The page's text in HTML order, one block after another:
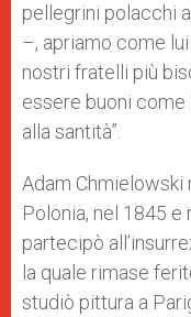
pellegrini polacchi
–, apriamo come
nostri fratelli più
essere buoni come
alla santità”.
Adam Chmielowski
Polonia, nel 1845
partecipò
la quale rimase
studiò pittura a